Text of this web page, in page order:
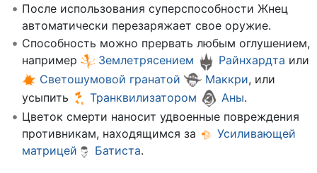
После использования суперспособности Жнец
автоматически перезаряжает свое оружие.
Способность можно прервать любым оглушением,
например
Землетрясением Райнхардта или
Светошумовой гранатой
Маккри, или
усыпить
Транквилизатором Аны.
Цветок смерти наносит удвоенные повреждения
противникам, находящимся за
Усиливающей
матрицей
Батиста.